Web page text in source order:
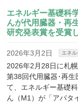
エネルギー基礎科
んが代用臓器・再
研究発表賞を受賞
2026年3月2日 エネ
2026年2月28日に札
第38回代用臓器･再
て、エネルギー基礎
ん（M1）が「アパタ